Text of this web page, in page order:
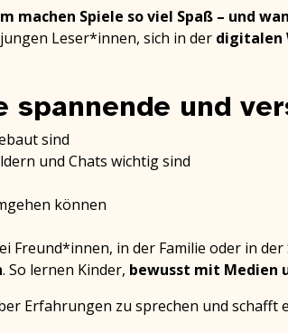
machen Spiele so viel Spaß – und
Leser*innen, sich in der digitalen
und
sind
und Chats wichtig sind
können
Freund*innen, in der Familie oder in
. So lernen Kinder, bewusst mit Medien
Erfahrungen zu sprechen und schafft